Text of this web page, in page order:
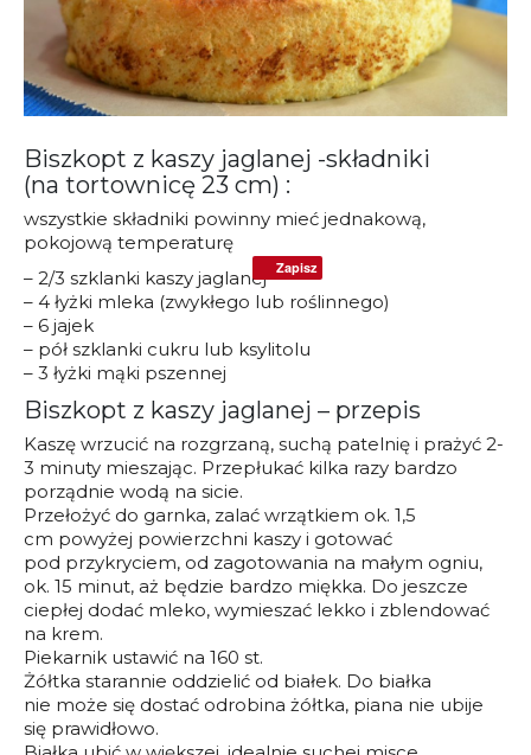
Biszkopt z kaszy jaglanej -składniki
(na tortownicę 23 cm) :
wszystkie składniki powinny mieć jednakową,
pokojową temperaturę
– 2/3 szklanki kaszy jaglanej
– 4 łyżki mleka (zwykłego lub roślinnego)
– 6 jajek
– pół szklanki cukru lub ksylitolu
– 3 łyżki mąki pszennej
Biszkopt z kaszy jaglanej – przepis
Kaszę wrzucić na rozgrzaną, suchą patelnię i prażyć 2-
3 minuty mieszając. Przepłukać kilka razy bardzo
porządnie wodą na sicie.
Przełożyć do garnka, zalać wrzątkiem ok. 1,5
cm powyżej powierzchni kaszy i gotować
pod przykryciem, od zagotowania na małym ogniu,
ok. 15 minut, aż będzie bardzo miękka. Do jeszcze
ciepłej dodać mleko, wymieszać lekko i zblendować
na krem.
Piekarnik ustawić na 160 st.
Żółtka starannie oddzielić od białek. Do białka
nie może się dostać odrobina żółtka, piana nie ubije
się prawidłowo.
Zapisz